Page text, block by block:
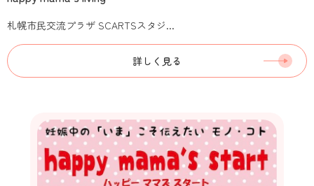
札幌市民交流プラザ SCARTSスタジ...
詳しく見る